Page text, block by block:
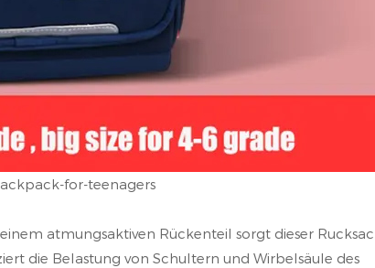
for-teenagers
atmungsaktiven Rückenteil sorgt dieser
die Belastung von Schultern und Wirbelsäule des